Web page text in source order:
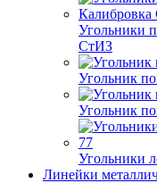
Угольники
СтИЗ
Угольник
Угольник
Угольники
Линейки